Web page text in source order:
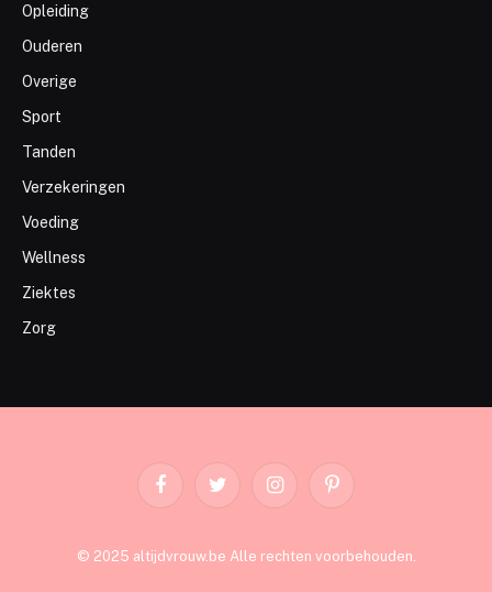
Opleiding
Ouderen
Overige
Sport
Tanden
Verzekeringen
Voeding
Wellness
Ziektes
Zorg
FacebookTwitter InstagramPinterest
© 2025 altijdvrouw.be Alle rechten voorbehouden.